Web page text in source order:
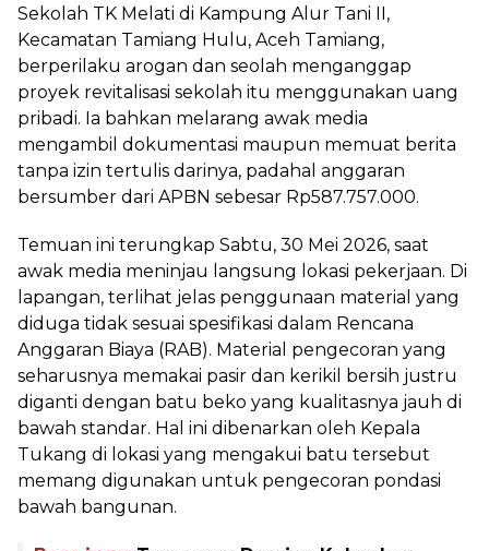
Sekolah TK Melati di Kampung Alur Tani II,
Kecamatan Tamiang Hulu, Aceh Tamiang,
berperilaku arogan dan seolah menganggap
proyek revitalisasi sekolah itu menggunakan uang
pribadi. Ia bahkan melarang awak media
mengambil dokumentasi maupun memuat berita
tanpa izin tertulis darinya, padahal anggaran
bersumber dari APBN sebesar Rp587.757.000.
Temuan ini terungkap Sabtu, 30 Mei 2026, saat
awak media meninjau langsung lokasi pekerjaan. Di
lapangan, terlihat jelas penggunaan material yang
diduga tidak sesuai spesifikasi dalam Rencana
Anggaran Biaya (RAB). Material pengecoran yang
seharusnya memakai pasir dan kerikil bersih justru
diganti dengan batu beko yang kualitasnya jauh di
bawah standar. Hal ini dibenarkan oleh Kepala
Tukang di lokasi yang mengakui batu tersebut
memang digunakan untuk pengecoran pondasi
bawah bangunan.